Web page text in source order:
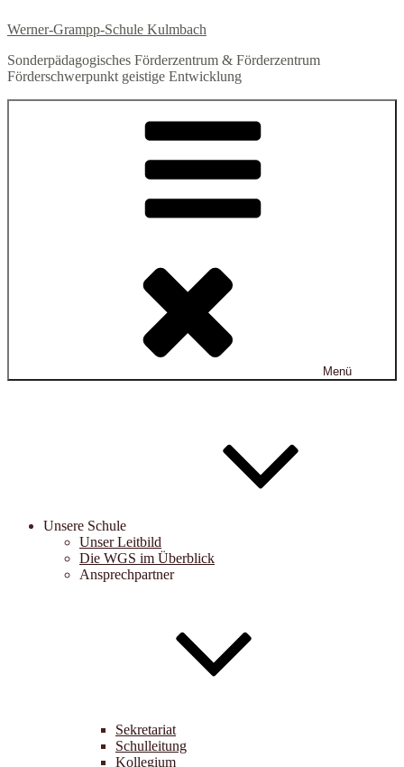
Inhalt
Werner-Grampp-Schule Kulmbach
Sonderpädagogisches Förderzentrum & Förderzentrum
Förderschwerpunkt geistige Entwicklung
Menü
Unsere Schule
Unser Leitbild
Die WGS im Überblick
Ansprechpartner
Sekretariat
Schulleitung
Kollegium